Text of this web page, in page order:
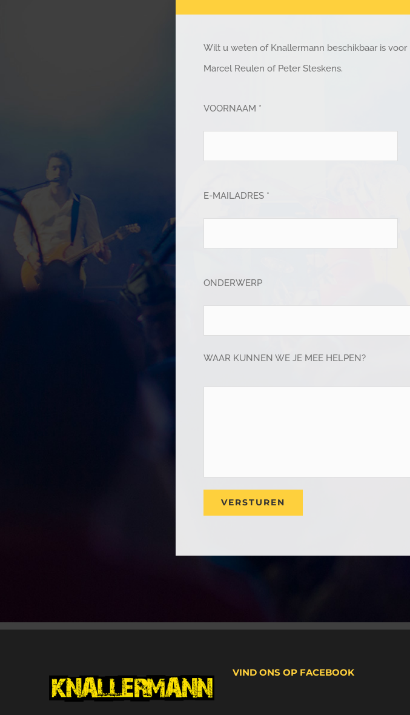
Wilt u weten of Knallermann beschikbaar is
Marcel Reulen of Peter Steskens.
VOORNAAM *
E-MAILADRES *
ONDERWERP
WAAR KUNNEN WE JE MEE HELPEN?
VIND ONS OP FACEBOOK